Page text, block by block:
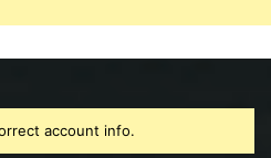
account info.